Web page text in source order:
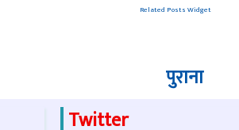
Related Posts Widget
पुराना
Twitter